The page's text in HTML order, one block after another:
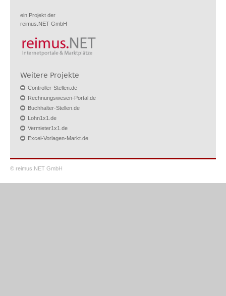
ein Projekt der
reimus.NET GmbH
Weitere Projekte
Controller-Stellen.de
Rechnungswesen-Portal.de
Buchhalter-Stellen.de
Lohn1x1.de
Vermieter1x1.de
Excel-Vorlagen-Markt.de
© reimus.NET GmbH